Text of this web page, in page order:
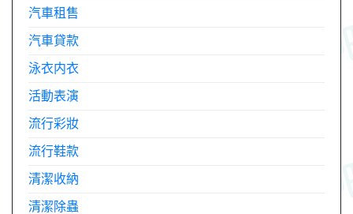
汽車租售
汽車貸款
泳衣内衣
活動表演
流行彩妝
流行鞋款
清潔收納
清潔除蟲